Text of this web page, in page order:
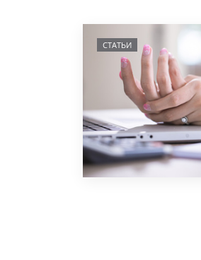
СТАТЬИ